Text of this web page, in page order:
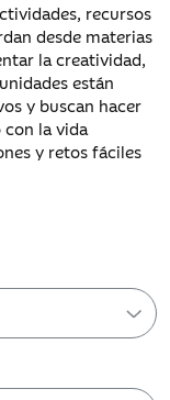
recursos
desde materias
la creatividad,
están
y buscan hacer
la vida
y retos fáciles